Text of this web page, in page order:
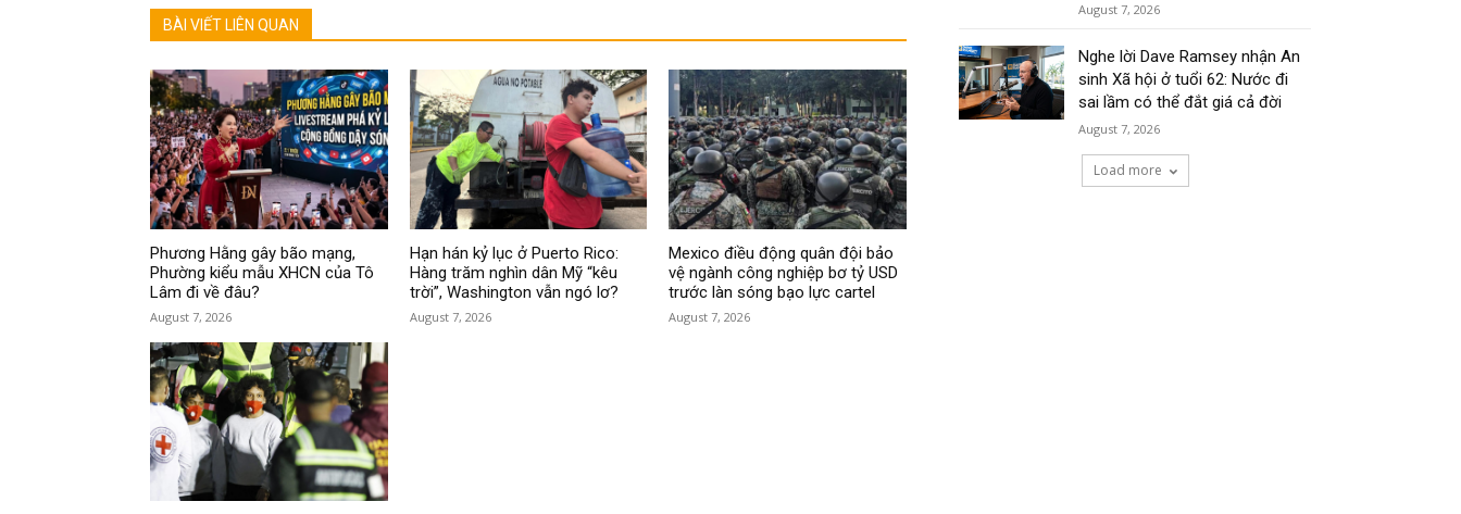
BÀI VIẾT LIÊN QUAN
Phương Hằng gây bão mạng,
Phường kiểu mẫu XHCN của Tô
Lâm đi về đâu?
August 7, 2026
Hạn hán kỷ lục ở Puerto Rico:
Hàng trăm nghìn dân Mỹ “kêu
trời”, Washington vẫn ngó lơ?
August 7, 2026
Mexico điều động quân đội bảo
vệ ngành công nghiệp bơ tỷ USD
trước làn sóng bạo lực cartel
August 7, 2026
August 7, 2026
Nghe lời Dave Ramsey nhận An
sinh Xã hội ở tuổi 62: Nước đi
sai lầm có thể đắt giá cả đời
August 7, 2026
Load more